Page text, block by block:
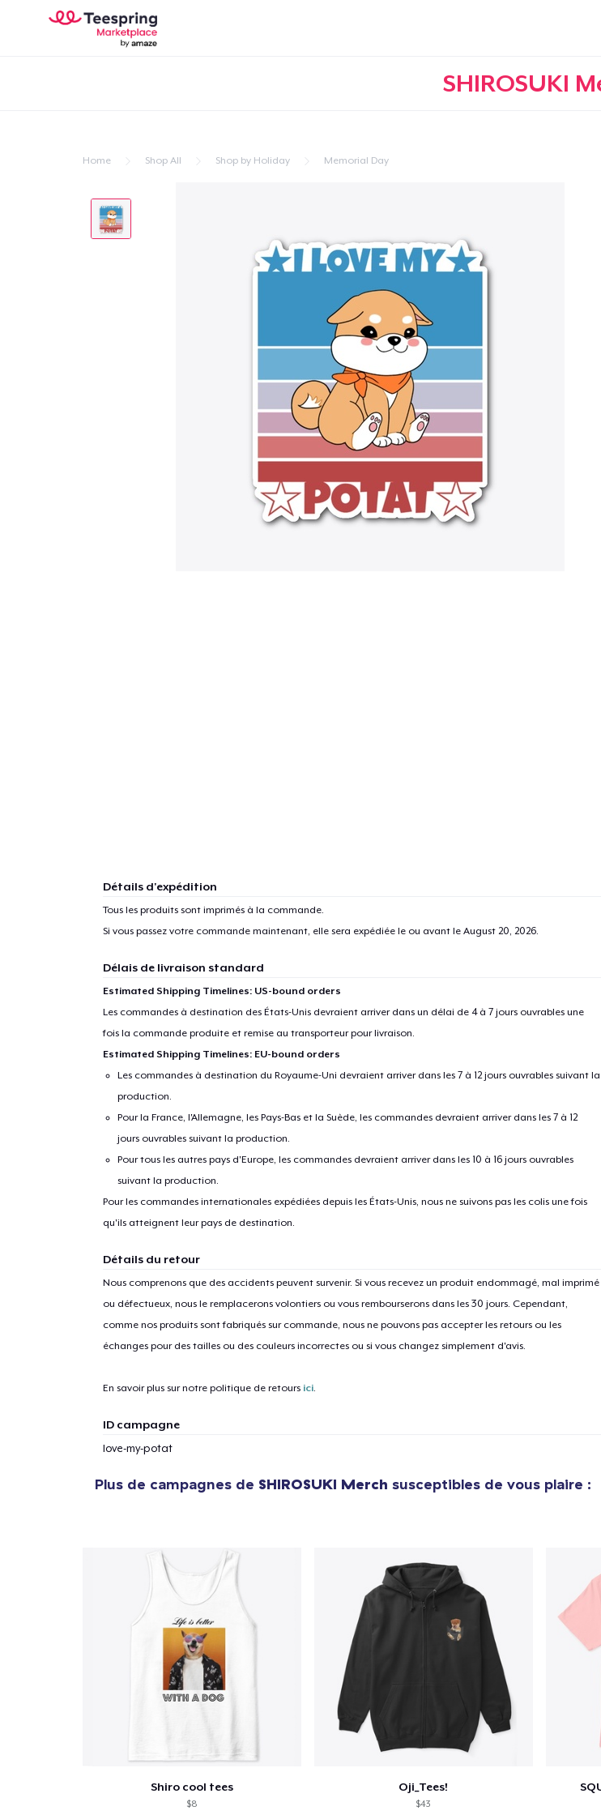
SHIROSUKI
Home Shop All Shop by Holiday Memorial Day
Détails d'expédition
Tous les produits sont imprimés à la commande.
Si vous passez votre commande maintenant, elle sera expédiée le ou avant le August 20, 2026.
Délais de livraison standard
Estimated Shipping Timelines: US-bound orders
Les commandes à destination des États-Unis devraient arriver dans un délai de 4 à 7 jours ouvrables une
fois la commande produite et remise au transporteur pour livraison.
Estimated Shipping Timelines: EU-bound orders
Les commandes à destination du Royaume-Uni devraient arriver dans les 7 à 12 jours ouvrables suivant la
production.
Pour la France, l'Allemagne, les Pays-Bas et la Suède, les commandes devraient arriver dans les 7 à 12
jours ouvrables suivant la production.
Pour tous les autres pays d'Europe, les commandes devraient arriver dans les 10 à 16 jours ouvrables
suivant la production.
Pour les commandes internationales expédiées depuis les États-Unis, nous ne suivons pas les colis une fois
qu'ils atteignent leur pays de destination.
Détails du retour
Nous comprenons que des accidents peuvent survenir. Si vous recevez un produit endommagé, mal imprimé
ou défectueux, nous le remplacerons volontiers ou vous rembourserons dans les 30 jours. Cependant,
comme nos produits sont fabriqués sur commande, nous ne pouvons pas accepter les retours ou les
échanges pour des tailles ou des couleurs incorrectes ou si vous changez simplement d'avis.
En savoir plus sur notre politique de retours ici.
ID campagne
love-my-potat
Plus de campagnes de SHIROSUKI Merch susceptibles de vous plaire :
Shiro cool tees
$8
Oji_Tees!
$43
Vérification
Unisex Classic Pullover Hoodie
Classic Crew Neck T-Shirt